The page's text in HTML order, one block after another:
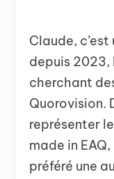
Claude,
depuis 2023,
cherchant
Quorovision.
représenter
made in
préféré une